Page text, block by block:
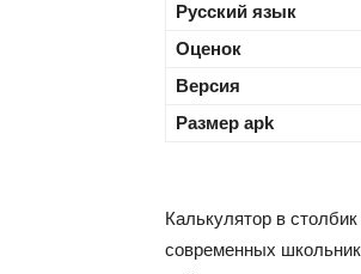
Русский язык
Оценок
Версия
Размер apk
Калькулятор в
современных